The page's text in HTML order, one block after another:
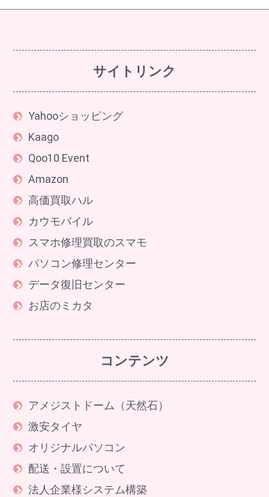
サイトリンク
Yahooショッピング
Kaago
Qoo10 Event
Amazon
高価買取ハル
カウモバイル
スマホ修理買取のスマモ
パソコン修理センター
データ復旧センター
お店のミカタ
コンテンツ
アメジストドーム（天然石）
激安タイヤ
オリジナルパソコン
配送・設置について
法人企業様システム構築